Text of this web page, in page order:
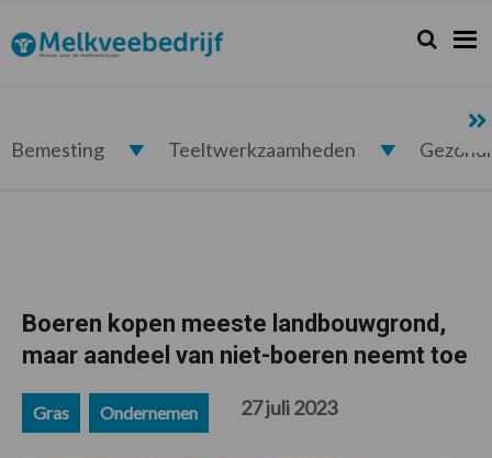
de
hoofdnavigatie
de
hoofd
de
eerste
de
voettekst
Melkveebedrijf.nl Zoeken...
Zoek
Bemesting Teeltwerkzaamheden
Boeren kopen meeste landbouwgrond,
maar aandeel van niet-boeren neemt toe
Gras Ondernemen 27 juli 2023